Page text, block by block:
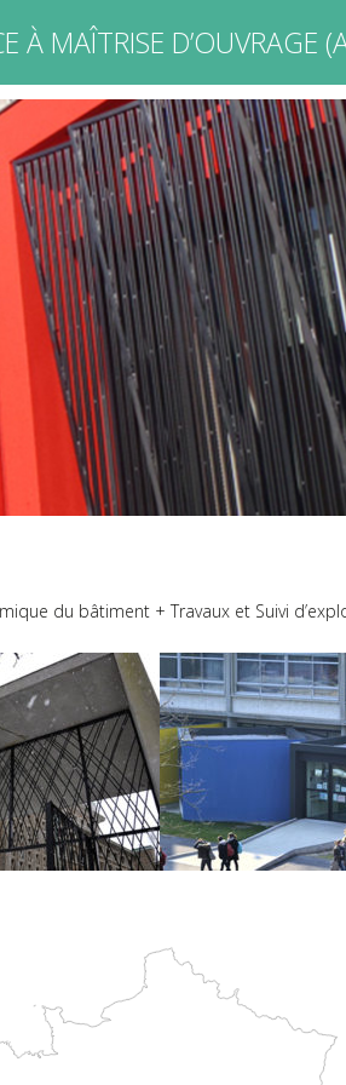
À MAÎTRISE D’OUVRAGE
du bâtiment + Travaux et Suivi